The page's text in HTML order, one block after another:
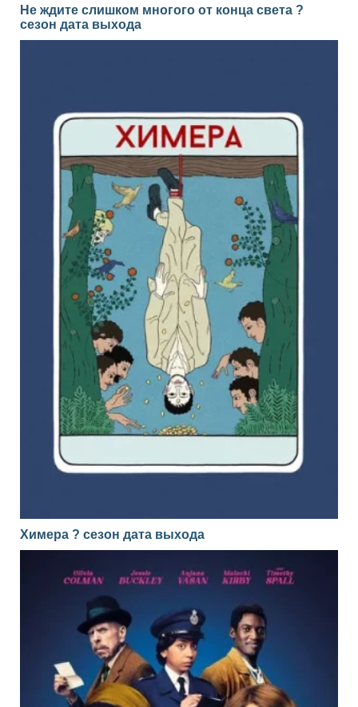
Не ждите слишком многого от конца света ?
сезон дата выхода
Химера ? сезон дата выхода